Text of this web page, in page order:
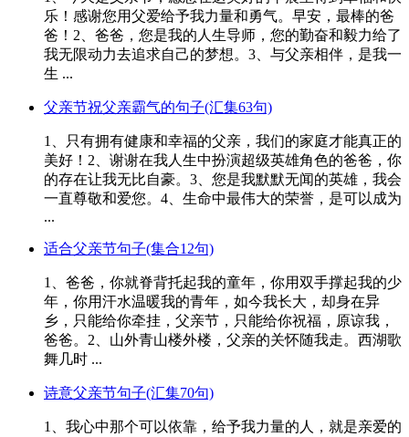
乐！感谢您用父爱给予我力量和勇气。早安，最棒的爸
爸！2、爸爸，您是我的人生导师，您的勤奋和毅力给了
我无限动力去追求自己的梦想。3、与父亲相伴，是我一
生 ...
父亲节祝父亲霸气的句子(汇集63句)
1、只有拥有健康和幸福的父亲，我们的家庭才能真正的
美好！2、谢谢在我人生中扮演超级英雄角色的爸爸，你
的存在让我无比自豪。3、您是我默默无闻的英雄，我会
一直尊敬和爱您。4、生命中最伟大的荣誉，是可以成为
...
适合父亲节句子(集合12句)
1、爸爸，你就脊背托起我的童年，你用双手撑起我的少
年，你用汗水温暖我的青年，如今我长大，却身在异
乡，只能给你牵挂，父亲节，只能给你祝福，原谅我，
爸爸。2、山外青山楼外楼，父亲的关怀随我走。西湖歌
舞几时 ...
诗意父亲节句子(汇集70句)
1、我心中那个可以依靠，给予我力量的人，就是亲爱的